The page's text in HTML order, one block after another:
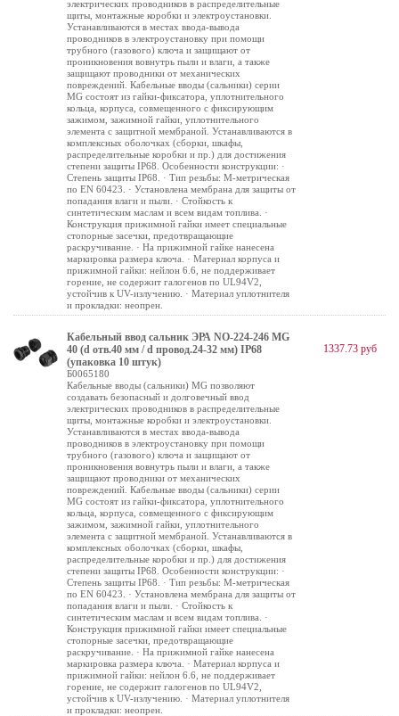
электрических проводников в распределительные
щиты, монтажные коробки и электроустановки.
Устанавливаются в местах ввода-вывода
проводников в электроустановку при помощи
трубного (газового) ключа и защищают от
проникновения вовнутрь пыли и влаги, а также
защищают проводники от механических
повреждений. Кабельные вводы (сальники) серии
MG состоят из гайки-фиксатора, уплотнительного
кольца, корпуса, совмещенного с фиксирующим
зажимом, зажимной гайки, уплотнительного
элемента с защитной мембраной. Устанавливаются в
комплексных оболочках (сборки, шкафы,
распределительные коробки и пр.) для достижения
степени защиты IP68. Особенности конструкции: ·
Степень защиты IP68. · Тип резьбы: М-метрическая
по EN 60423. · Установлена мембрана для защиты от
попадания влаги и пыли. · Стойкость к
синтетическим маслам и всем видам топлива. ·
Конструкция прижимной гайки имеет специальные
стопорные засечки, предотвращающие
раскручивание. · На прижимной гайке нанесена
маркировка размера ключа. · Материал корпуса и
прижимной гайки: нейлон 6.6, не поддерживает
горение, не содержит галогенов по UL94V2,
устойчив к UV-излучению. · Материал уплотнителя
и прокладки: неопрен.
Кабельный ввод сальник ЭРА NO-224-246 MG
40 (d отв.40 мм / d провод.24-32 мм) IP68
(упаковка 10 штук)
Б0065180
Кабельные вводы (сальники) MG позволяют
создавать безопасный и долговечный ввод
электрических проводников в распределительные
щиты, монтажные коробки и электроустановки.
Устанавливаются в местах ввода-вывода
проводников в электроустановку при помощи
трубного (газового) ключа и защищают от
проникновения вовнутрь пыли и влаги, а также
защищают проводники от механических
повреждений. Кабельные вводы (сальники) серии
MG состоят из гайки-фиксатора, уплотнительного
кольца, корпуса, совмещенного с фиксирующим
зажимом, зажимной гайки, уплотнительного
элемента с защитной мембраной. Устанавливаются в
комплексных оболочках (сборки, шкафы,
распределительные коробки и пр.) для достижения
степени защиты IP68. Особенности конструкции: ·
Степень защиты IP68. · Тип резьбы: М-метрическая
по EN 60423. · Установлена мембрана для защиты от
попадания влаги и пыли. · Стойкость к
синтетическим маслам и всем видам топлива. ·
Конструкция прижимной гайки имеет специальные
стопорные засечки, предотвращающие
раскручивание. · На прижимной гайке нанесена
маркировка размера ключа. · Материал корпуса и
прижимной гайки: нейлон 6.6, не поддерживает
горение, не содержит галогенов по UL94V2,
устойчив к UV-излучению. · Материал уплотнителя
и прокладки: неопрен.
1337.73 руб